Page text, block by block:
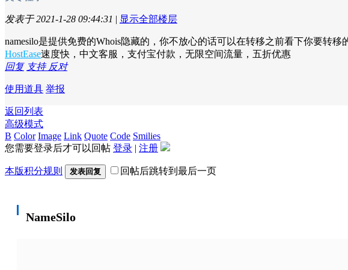
发表于 2021-1-28 09:44:31 | 显示全部楼层
namesilo是提供免费的Whois隐藏的，你不放心的话可以在转移之前看下你要转移
HostEase速度快，中文客服，支付宝付款，无限空间流量，五折优惠
回复 支持 反对
使用道具 举报
返回列表
高级模式
B Color Image Link Quote Code Smilies
您需要登录后才可以回帖 登录 | 注册
本版积分规则 发表回复 回帖后跳转到最后一页
NameSilo